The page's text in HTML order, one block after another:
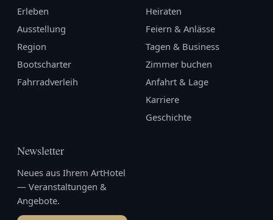
Erleben
Ausstellung
Region
Bootscharter
Fahrradverleih
Heiraten
Feiern & Anlässe
Tagen & Business
Zimmer buchen
Anfahrt & Lage
Karriere
Geschichte
Newsletter
Neues aus Ihrem ArtHotel
— Veranstaltungen &
Angebote.